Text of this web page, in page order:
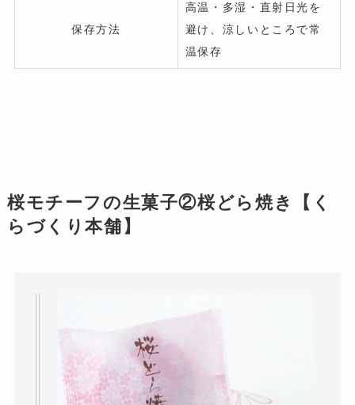
保存方法
高温・多湿・直射日光を
避け、涼しいところで常
温保存
桜モチーフの生菓子②桜どら焼き【く
らづくり本舗】